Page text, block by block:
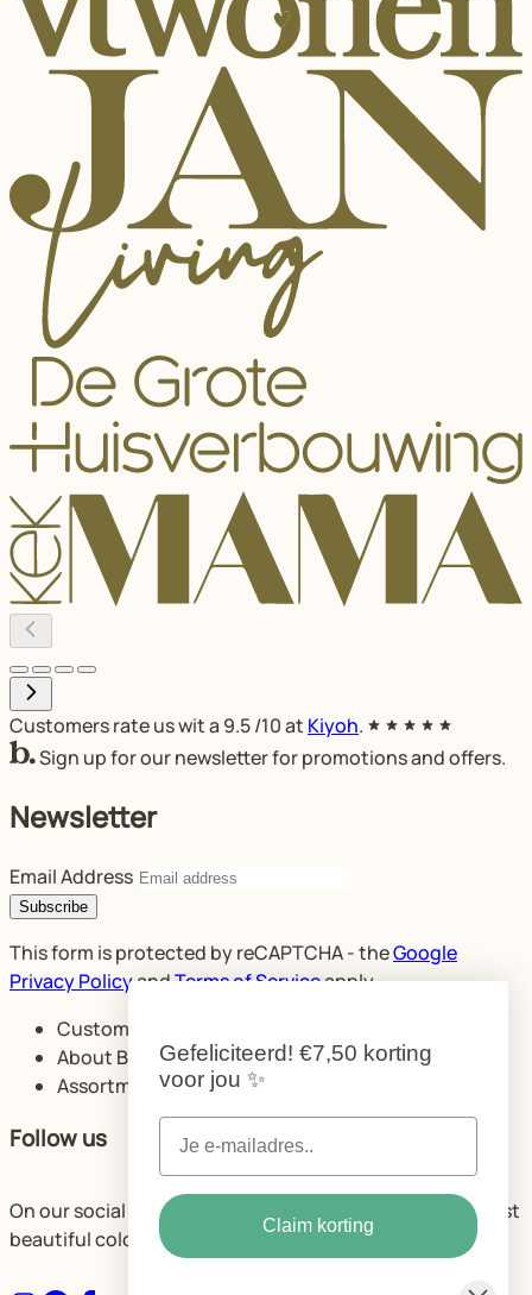
Customers rate us wit a 9.5/10 at Kiyoh.
Sign up for our newsletter for promotions and offers.
Newsletter
Email Address
Subscribe
This form is protected by reCAPTCHA - theGoogle
Privacy PolicyandTerms of Serviceapply.
Customer service
About Bibelotte
Assortment
Follow us
On our social media, we share plenty of ideas for the most
beautiful color combinations and spaces.
Gefeliciteerd! €7,50 korting
voor jou ✨
Claim korting